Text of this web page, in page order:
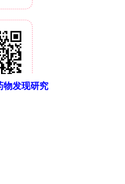
μg/mL。均呈
溶出及疏水性
、后期持续
活性）
52.62%，
，证实RoHi酚
膜抗菌有效
%不
物发现研究